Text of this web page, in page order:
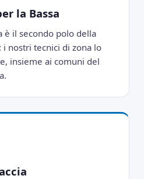
la Bassa
è il secondo polo della
i nostri tecnici di zona lo
insieme ai comuni del